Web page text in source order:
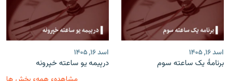
اسد ۱۶, ۱۴۰۵
برنامۀ یک ساعته سوم
اسد ۱۶, ۱۴۰۵
درېیمه یو ساعته خپرونه